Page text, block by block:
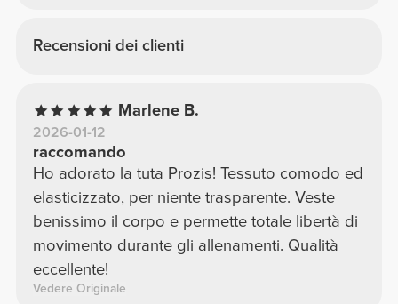
Recensioni dei clienti
Marlene B.
2026-01-12
raccomando
Ho adorato la tuta Prozis! Tessuto comodo ed
elasticizzato, per niente trasparente. Veste
benissimo il corpo e permette totale libertà di
movimento durante gli allenamenti. Qualità
eccellente!
Vedere Originale